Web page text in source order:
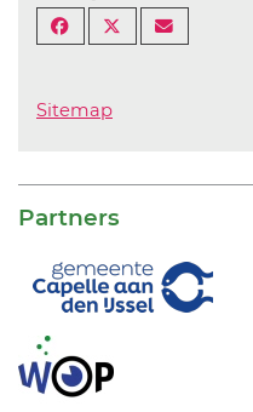
Sitemap
Partners